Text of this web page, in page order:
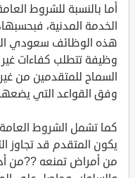
أما بالنسبة للشروط
الخدمة المدنية،
هذه الوظائف سعودي
وظيفة تتطلب كفاءات
السماح للمتقدمين من
وفق القواعد التي
كما تشمل الشروط
يكون المتقدم قد تجاوز
من أمراض تمنعه ??من